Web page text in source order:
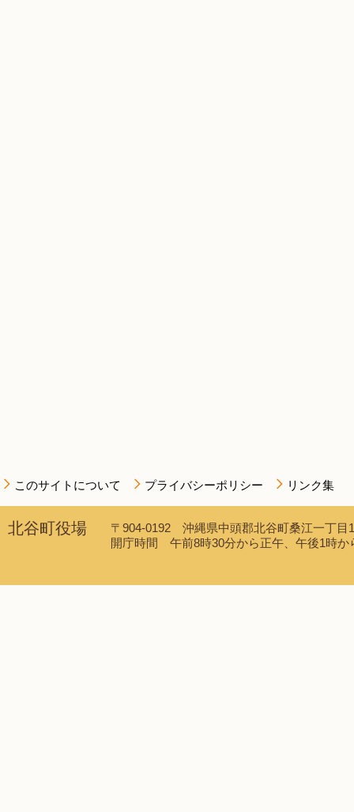
このサイトについて プライバシーポリシー リンク集
北谷町役場
〒904-0192 沖縄県中頭郡北谷町桑江一丁
開庁時間 午前8時30分から正午、午後1時か